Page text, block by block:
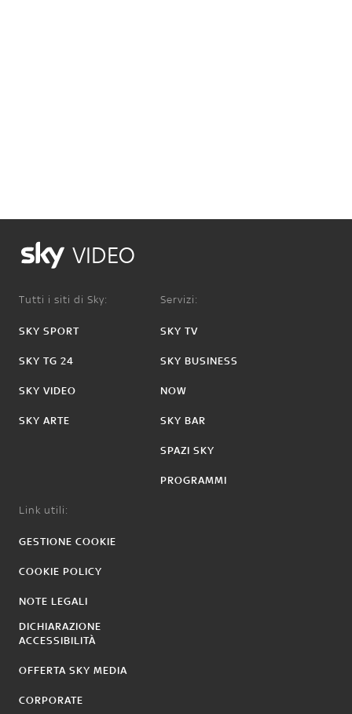
VIDEO
Tutti i siti di Sky:
SKY SPORT
SKY TG 24
SKY VIDEO
SKY ARTE
Servizi:
SKY TV
SKY BUSINESS
NOW
SKY BAR
SPAZI SKY
PROGRAMMI
Link utili:
GESTIONE COOKIE
COOKIE POLICY
NOTE LEGALI
DICHIARAZIONE
ACCESSIBILITÀ
OFFERTA SKY MEDIA
CORPORATE